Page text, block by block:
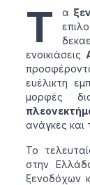
Τ α
ενοικιάσεις
ευέλικτη
μορφές
ανάγκες και
Το
στην
ξενοδόχων